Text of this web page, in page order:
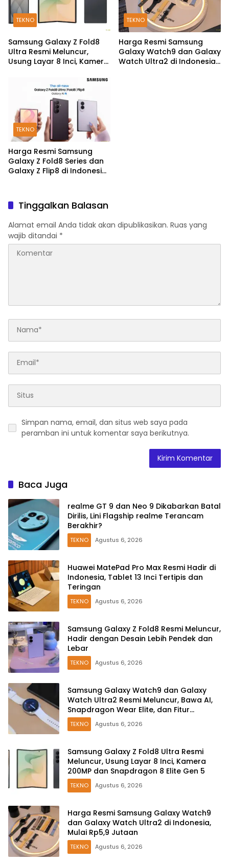
TEKNO
Samsung Galaxy Z Fold8
Ultra Resmi Meluncur,
Usung Layar 8 Inci, Kamera
TEKNO
Harga Resmi Samsung
Galaxy Watch9 dan Galaxy
Watch Ultra2 di Indonesia,
TEKNO
Harga Resmi Samsung
Galaxy Z Fold8 Series dan
Galaxy Z Flip8 di Indonesia,
Tinggalkan Balasan
Alamat email Anda tidak akan dipublikasikan. Ruas yang
wajib ditandai *
Simpan nama, email, dan situs web saya pada
peramban ini untuk komentar saya berikutnya.
Baca Juga
realme GT 9 dan Neo 9 Dikabarkan Batal
Dirilis, Lini Flagship realme Terancam
Berakhir?
TEKNO Agustus 6, 2026
Huawei MatePad Pro Max Resmi Hadir di
Indonesia, Tablet 13 Inci Tertipis dan
Teringan
TEKNO Agustus 6, 2026
Samsung Galaxy Z Fold8 Resmi Meluncur,
Hadir dengan Desain Lebih Pendek dan
Lebar
TEKNO Agustus 6, 2026
Samsung Galaxy Watch9 dan Galaxy
Watch Ultra2 Resmi Meluncur, Bawa AI,
Snapdragon Wear Elite, dan Fitur
Kesehatan Baru
TEKNO Agustus 6, 2026
Samsung Galaxy Z Fold8 Ultra Resmi
Meluncur, Usung Layar 8 Inci, Kamera
200MP dan Snapdragon 8 Elite Gen 5
TEKNO Agustus 6, 2026
Harga Resmi Samsung Galaxy Watch9
dan Galaxy Watch Ultra2 di Indonesia,
Mulai Rp5,9 Jutaan
TEKNO Agustus 6, 2026